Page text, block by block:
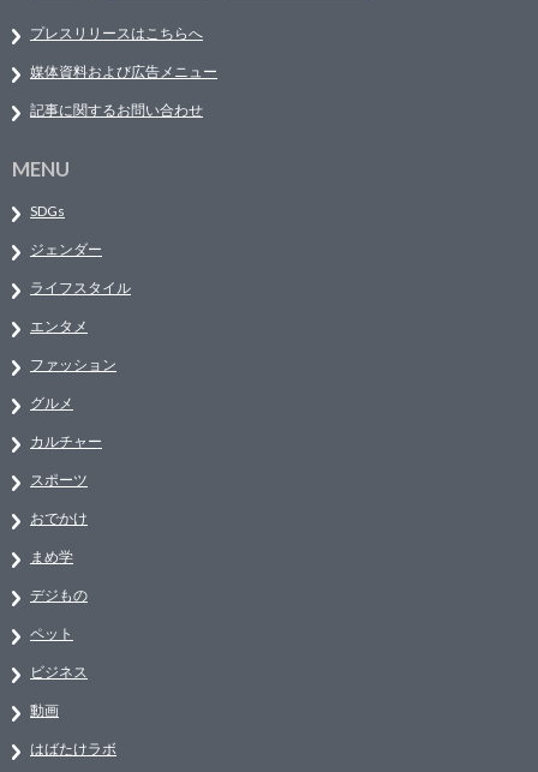
プレスリリースはこちらへ
媒体資料および広告メニュー
記事に関するお問い合わせ
MENU
SDGs
ジェンダー
ライフスタイル
エンタメ
ファッション
グルメ
カルチャー
スポーツ
おでかけ
まめ学
デジもの
ペット
ビジネス
動画
はばたけラボ